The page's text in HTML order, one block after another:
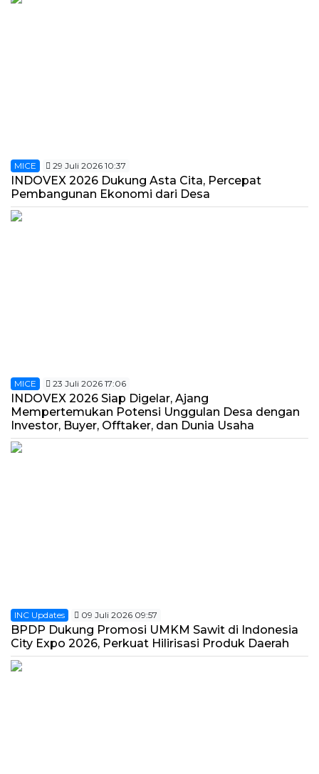
MICE 29 Juli 2026 10:37
INDOVEX 2026 Dukung Asta Cita, Percepat
Pembangunan Ekonomi dari Desa
MICE 23 Juli 2026 17:06
INDOVEX 2026 Siap Digelar, Ajang
Mempertemukan Potensi Unggulan Desa dengan
Investor, Buyer, Offtaker, dan Dunia Usaha
INC Updates 09 Juli 2026 09:57
BPDP Dukung Promosi UMKM Sawit di Indonesia
City Expo 2026, Perkuat Hilirisasi Produk Daerah